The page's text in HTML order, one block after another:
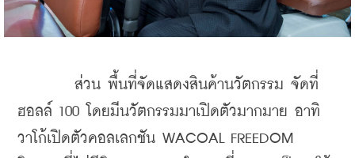
ส่วน พื้นที่จัดแสดงสินค้านวัตกรรม จัดที่
ฮอลล์ 100 โดยมีนวัตกรรมมาเปิดตัวมากมาย อาทิ
วาโก้เปิดตัวคอลเลกชัน WACOAL FREEDOM